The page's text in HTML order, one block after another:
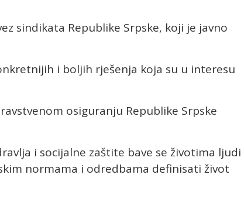
sindikata Republike Srpske, koji je javno
i boljih rješenja koja su u interesu
osiguranju Republike Srpske
i socijalne zaštite bave se životima ljudi
normama i odredbama definisati život